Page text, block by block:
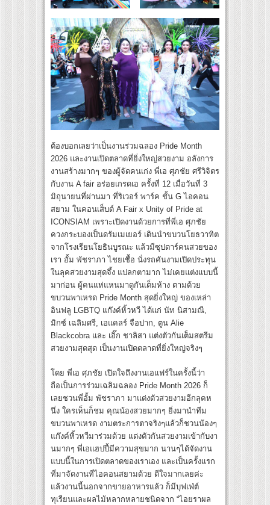
ต้องบอกเลยว่าเป็นงานร่วมฉลอง Pride Month
2026 และงานเปิดตลาดที่ยิ่งใหญ่สวยงาม อลังการ
งานสร้างมากๆ ของผู้จัดคนเก่ง พี่เอ ศุภชัย ศรีวิจิตร
กับงาน A fair อร่อยเกรดเอ ครั้งที่ 12 เมื่อวันที่ 3
มิถุนายนที่ผ่านมา ที่ริเวอร์ พาร์ค ชั้น G ไอคอน
สยาม ในคอนเส็บต์ A Fair x Unity of Pride at
ICONSIAM เพราะเปิดงานด้วยการที่พี่เอ ศุภชัย
ควงกระบองเป็นดรัมเมเยอร์ เดินนำขบวนโยธวาทิต
จากโรงเรียนโยธินบูรณะ แล้วมีซุปตาร์คนสวยของ
เรา อั้ม พัชราภา ไชยเชื้อ นั่งรถคันงามเปิดประทุน
ในลุคสวยงามสุดจึ้ง แปลกตามาก ไม่เคยแต่งแบบนี้
มาก่อน ผู้คนแห่แหนมาดูกันเต็มห้าง ตามด้วย
ขบวนพาเหรด Pride Month สุดยิ่งใหญ่ ของเหล่า
อินฟลู LGBTQ แก๊งค์หิ้วหวี ได้แก่ นัท นิสามณี,
มิกซ์ เฉลิมศรี, เอแคลร์ จือปาก, ตูน Alie
Blackcobra และ เอิ๊ก ชาลิสา แต่งตัวกันเต็มสตรีม
สวยงามสุดสุด เป็นงานเปิดตลาดที่ยิ่งใหญ่จริงๆ
โดย พี่เอ ศุภชัย เปิดใจถึงงานเอแฟร์ในครั้งนี้ว่า
ถือเป็นการร่วมเฉลิมฉลอง Pride Month 2026 ก็
เลยชวนพี่อั้ม พัชราภา มาแต่งตัวสวยงามอีกลุคห
นึ่ง ใครเห็นก็ชม คุณน้องสวยมากๆ ยิ่งมานำทีม
ขบวนพาเหรด งามตระการตาจริงๆแล้วก็ชวนน้องๆ
แก๊งค์หิ้วหวีมาร่วมด้วย แต่งตัวกันสวยงามเข้ากับงา
นมากๆ พี่เอแฮปปี้มีความสุขมาก นานๆได้จัดงาน
แบบนี้ในการเปิดตลาดของเราเอง และเป็นครั้งแรก
ที่มาจัดงานที่ไอคอนสยามด้วย ดีใจมากเลยค่ะ
แล้วงานนี้นอกจากขายอาหารแล้ว ก็มีบุฟเฟ่ต์
ทุเรียนและผลไม้หลากหลายชนิดจาก “ไอยราผล